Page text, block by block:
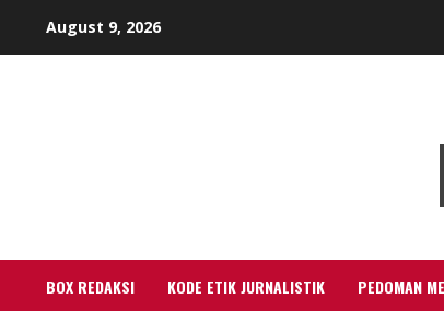
August 9, 2026
BOX REDAKSI KODE ETIK JURNALISTIK PEDOMAN